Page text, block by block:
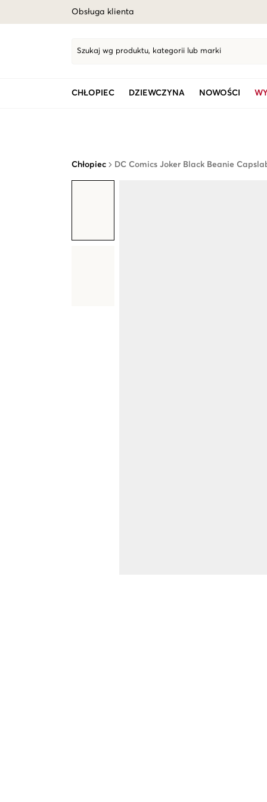
Obsługa klienta
Szukaj wg produktu, kategorii lub marki
CHŁOPIEC DZIEWCZYNA NOWOŚCI
Chłopiec DC Comics Joker Black Beanie